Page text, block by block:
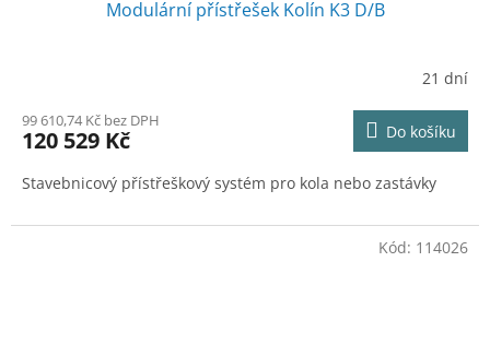
R
M
A
Modulární přístřešek Kolín K3 D/B
21 dní
99 610,74 Kč bez DPH
120 529 Kč Do košíku
Stavebnicový přístřeškový systém pro kola nebo zastávky
Kód: 114026